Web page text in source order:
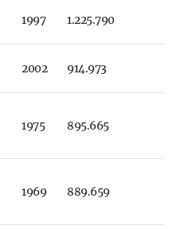
1997 1.225.790
2002 914.973
1975 895.665
1969 889.659